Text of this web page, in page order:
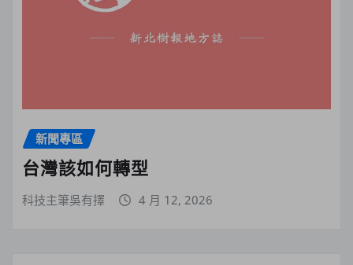
新聞專區
台灣該如何轉型
科技主筆吳有擇 4 月 12, 2026